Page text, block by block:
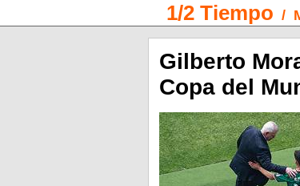
1/2 Tiempo /
Gilberto
Copa del